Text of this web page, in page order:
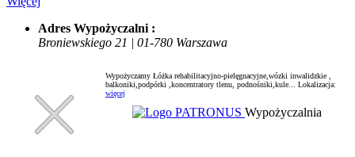
Adres Wypożyczalni :
Broniewskiego 21 | 01-780 Warszawa
Wypożyczamy Łóżka rehabilitacyjno-pielęgnacyjne,wózki inwalidzkie ,
balkoniki,podpórki ,koncentratory tlenu, podnośniki,kule... Lokalizacja:
więcej
Wypożyczalnia